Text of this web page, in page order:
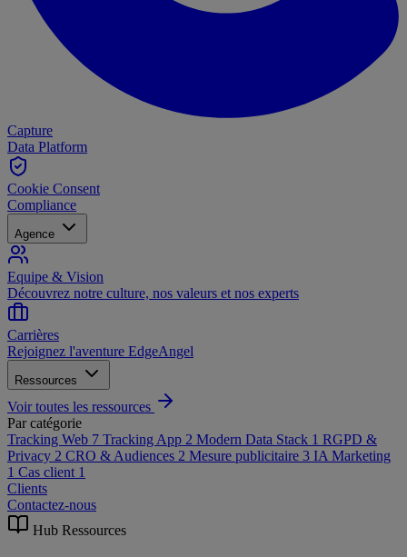
Capture
Data Platform
Cookie Consent
Compliance
Agence
Equipe & Vision
Découvrez notre culture, nos valeurs et nos experts
Carrières
Rejoignez l'aventure EdgeAngel
Ressources
Voir toutes les ressources
Par catégorie
Tracking Web 7 Tracking App 2 Modern Data Stack 1 RGPD &
Privacy 2 CRO & Audiences 2 Mesure publicitaire 3 IA Marketing
1 Cas client 1
Clients
Contactez-nous
Hub Ressources